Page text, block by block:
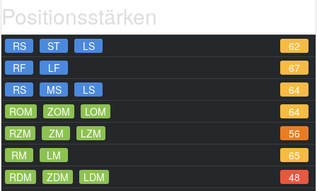
Positionsstärken
RS ST LS
62
RF
LF
67
RS
MS LS
64
ROM
ZOM LOM
64
RZM
ZM LZM
56
RM
LM
65
RDM
ZDM LDM
48